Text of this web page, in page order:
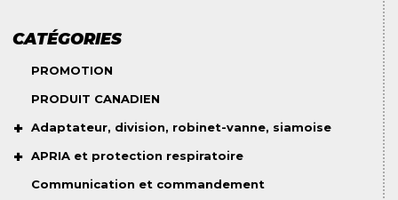
CATÉGORIES
PROMOTION
PRODUIT CANADIEN
Adaptateur, division, robinet-vanne, siamoise
APRIA et protection respiratoire
Communication et commandement